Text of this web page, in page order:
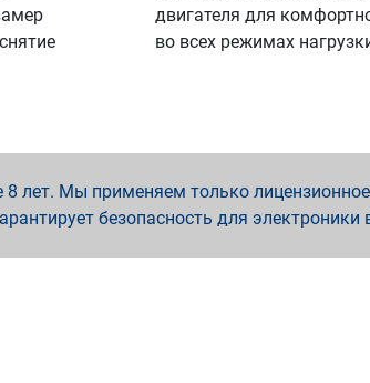
двигателя для
во всех режимах
Мы применяем только
безопасность для электроники